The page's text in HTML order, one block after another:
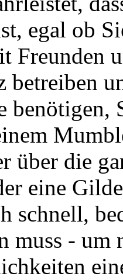
egal ob
Freunden
betreiben
benötigen,
über die
eine
schnell,
muss - um